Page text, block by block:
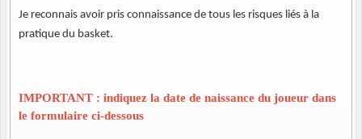
Je reconnais avoir pris connaissance de tous les risques liés à la
pratique du basket.
IMPORTANT : indiquez la date de naissance du joueur dans
le formulaire ci-dessous